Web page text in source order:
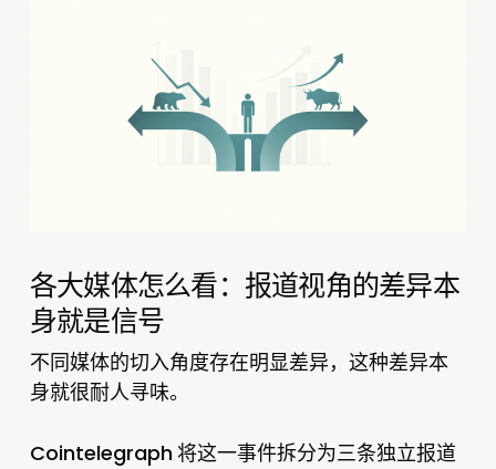
各大媒体怎么看：报道视角的差异本
身就是信号
不同媒体的切入角度存在明显差异，这种差异本
身就很耐人寻味。
Cointelegraph将这一事件拆分为三条独立报道